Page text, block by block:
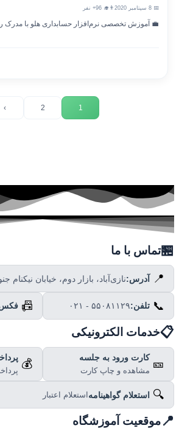
👨‍🎓 96+ نفر
💼 آموزش تخصصی نرم‌افزار حسابداری هلو با مدرک
تماس با ما
📍 آدرس:نازی‌آباد، بازار دوم، خیابان نیکنام
📞 تلفن:۰۲۱ - ۵۵۰۸۱۱۲۹ 📠 فکس:
خدمات الکترونیکی
🎫 کارت ورود به جلسه
مشاهده و چاپ کارت
💰
پرداخت
🔍 استعلام گواهینامهاستعلام اعتبار
موقعیت آموزشگاه